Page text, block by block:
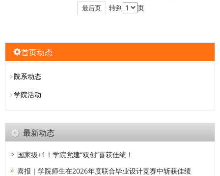
最后页 转到 页
首页动态
院系动态
学院活动
最新动态
国家级+1！学院党建“双创”喜获佳绩！
喜报｜学院师生在2026年度联合毕业设计竞赛中斩获佳绩